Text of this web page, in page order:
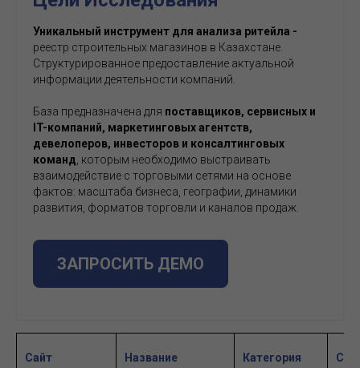
Уникальный инструмент для анализа ритейла -
реестр строительных магазинов в Казахстане.
Структурированное предоставление актуальной
информации деятельности компаний.
База предназначена для поставщиков, сервисных и
IT-компаний, маркетинговых агентств,
девелоперов, инвесторов и консалтинговых
команд , которым необходимо выстраивать
взаимодействие с торговыми сетями на основе
фактов: масштаба бизнеса, географии, динамики
развития, форматов торговли и каналов продаж.
ЗАПРОСИТЬ ДЕМО
Сайт Название Категория